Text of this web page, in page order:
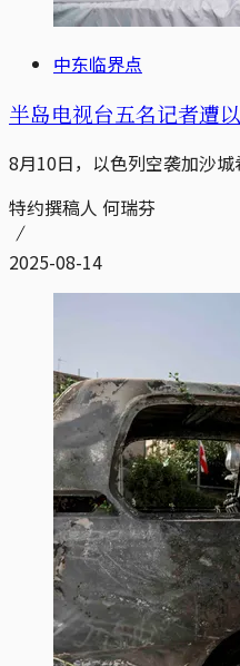
中东临界点
半岛电视台五名记者遭
8月10日，以色列空袭加沙
特约撰稿人 何瑞芬
2025-08-14